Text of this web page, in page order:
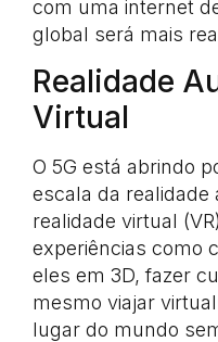
com uma internet
global será mais
Realidade
Virtual
O 5G está abrindo
escala da realidade
realidade virtual
experiências como
eles em 3D, fazer
mesmo viajar
lugar do mundo